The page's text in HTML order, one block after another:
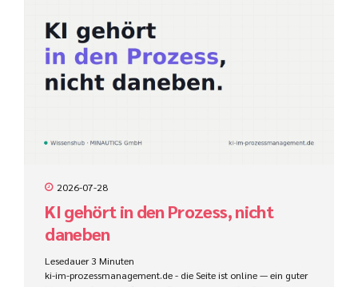
2026-07-28
KI gehört in den Prozess, nicht
daneben
Lesedauer 3 Minuten
ki-im-prozessmanagement.de - die Seite ist online — ein guter